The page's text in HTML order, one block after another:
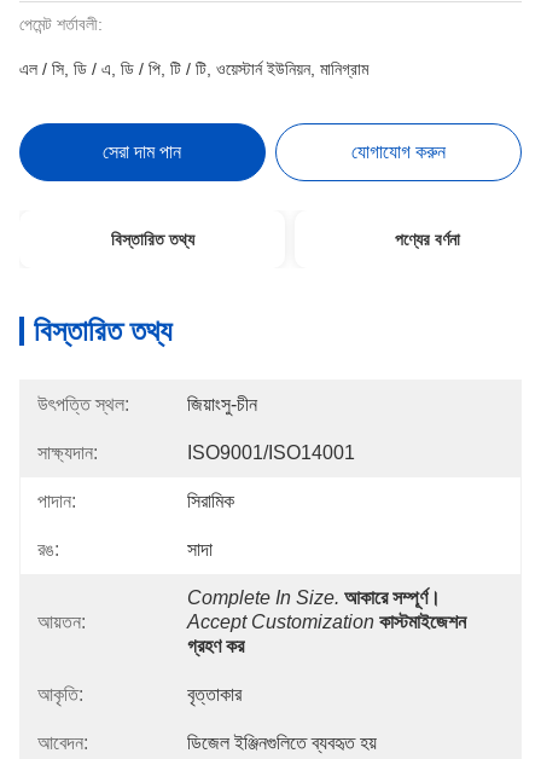
পেমেন্ট শর্তাবলী:
এল / সি, ডি / এ, ডি / পি, টি / টি, ওয়েস্টার্ন ইউনিয়ন, মানিগ্রাম
সেরা দাম পান যোগাযোগ করুন
বিস্তারিত তথ্য পণ্যের বর্ণনা
বিস্তারিত তথ্য
উৎপত্তি স্থল: জিয়াংসু-চীন
সাক্ষ্যদান: ISO9001/ISO14001
পাদান: সিরামিক
রঙ: সাদা
আয়তন:
Complete In Size. আকারে সম্পূর্ণ।
Accept Customization কাস্টমাইজেশন
গ্রহণ কর
আকৃতি: বৃত্তাকার
আবেদন: ডিজেল ইঞ্জিনগুলিতে ব্যবহৃত হয়